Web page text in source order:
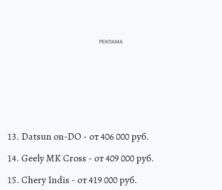
13. Datsun on-DO - от 406 000 руб.
14. Geely MK Cross - от 409 000 руб.
15. Chery Indis - от 419 000 руб.